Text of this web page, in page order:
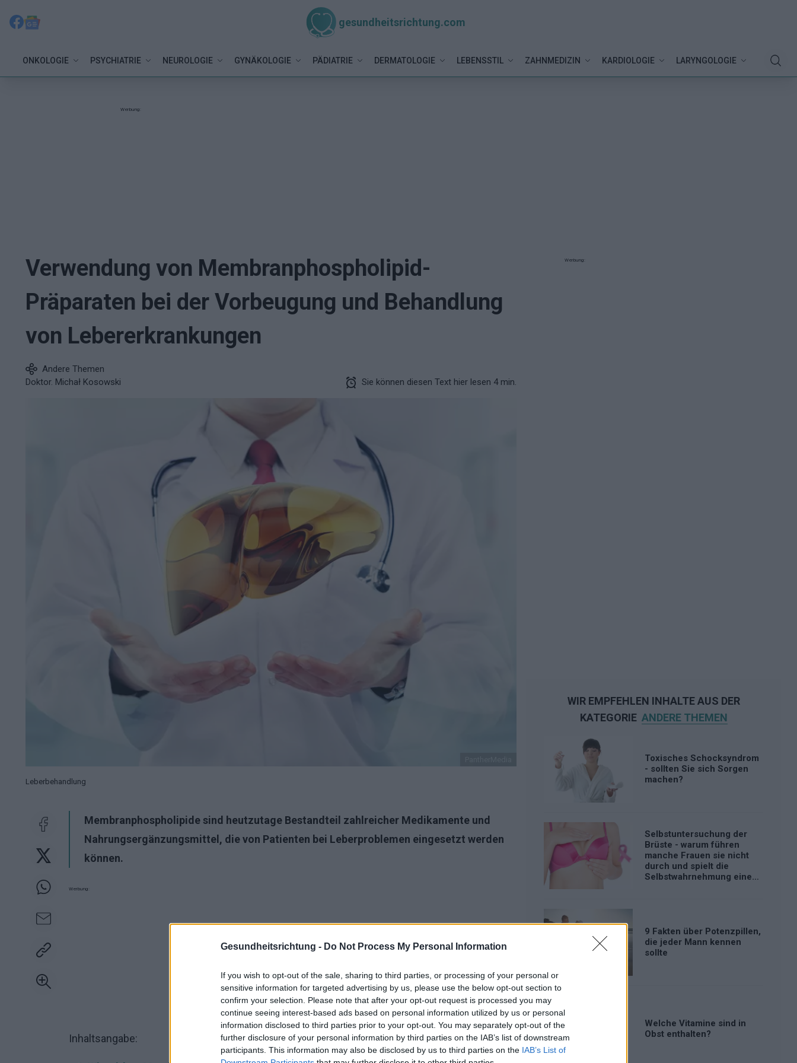
Gesundheitsrichtung - Do Not Process My Personal Information
If you wish to opt-out of the sale, sharing to third parties, or processing of your personal or
sensitive information for targeted advertising by us, please use the below opt-out section to
confirm your selection. Please note that after your opt-out request is processed you may
continue seeing interest-based ads based on personal information utilized by us or personal
information disclosed to third parties prior to your opt-out. You may separately opt-out of the
further disclosure of your personal information by third parties on the IAB’s list of downstream
participants. This information may also be disclosed by us to third parties on the IAB’s List of
gesundheitsrichtung.com
ONKOLOGIE PSYCHIATRIE NEUROLOGIE GYNÄKOLOGIE PÄDIATRIE DERMATOLOGIE LEBENSSTIL ZAHNMEDIZIN KARDIOLOGIE LARYNGOLOGIE
Werbung:
Verwendung von Membranphospholipid-
Präparaten bei der Vorbeugung und Behandlung
von Lebererkrankungen
Andere Themen
Doktor. Michał Kosowski
Sie können diesen Text hier lesen 4 min.
Leberbehandlung
Membranphospholipide sind heutzutage Bestandteil zahlreicher Medikamente und
Nahrungsergänzungsmittel, die von Patienten bei Leberproblemen eingesetzt werden
können.
Werbung:
Inhaltsangabe:
Werbung:
WIR EMPFEHLEN INHALTE AUS DER
KATEGORIE ANDERE THEMEN
Toxisches Schocksyndrom
- sollten Sie sich Sorgen
machen?
Selbstuntersuchung der
Brüste - warum führen
manche Frauen sie nicht
durch und spielt die
Selbstwahrnehmung eine
9 Fakten über Potenzpillen,
die jeder Mann kennen
sollte
Welche Vitamine sind in
Obst enthalten?